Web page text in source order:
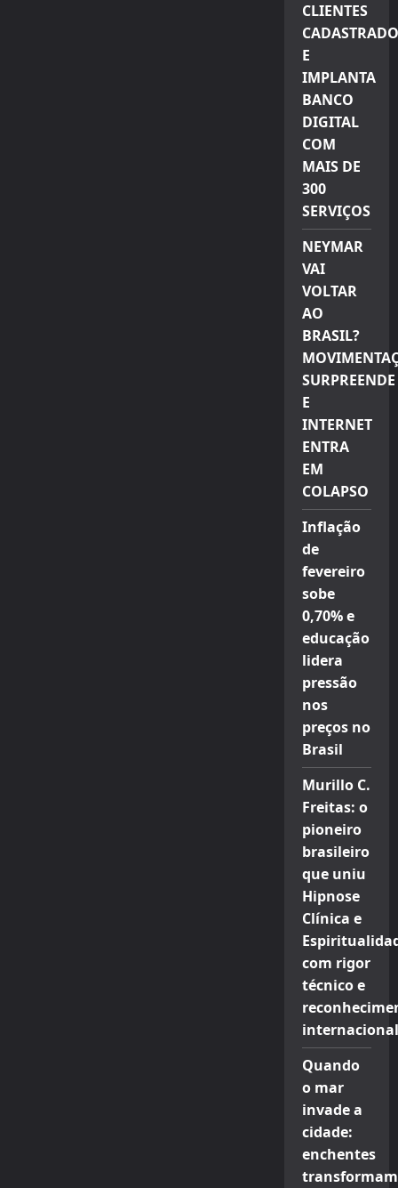
CLIENTES
E
IMPLANTA
BANCO
DIGITAL
COM
MAIS DE
300
SERVIÇOS
NEYMAR
VAI
VOLTAR
AO
BRASIL?
SURPREENDE
E
INTERNET
ENTRA
EM
COLAPSO
Inflação
de
fevereiro
sobe
0,70% e
educação
lidera
pressão
nos
preços no
Brasil
Murillo C.
Freitas: o
pioneiro
brasileiro
que uniu
Hipnose
Clínica e
com rigor
técnico e
internacional
Quando
o mar
invade a
cidade:
enchentes
transformam